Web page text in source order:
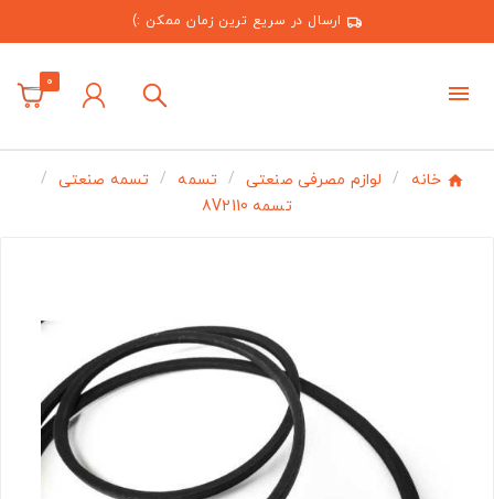
ارسال در سریع ترین زمان ممکن :)
0
خانه لوازم مصرفی صنعتی تسمه
تسمه صنعتی
تسمه 8V2110